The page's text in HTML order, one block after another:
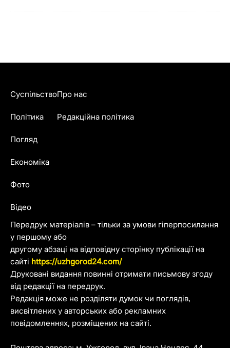
Передрук матеріалів – тільки за умови гіперпосилання
у першому або
другому абзаці на відповідну сторінку публікації на
сайті https://uzhgorod24.com/
Друковані видання повинні отримати письмову згоду
від редакції на передрук.
Редакція може не розділяти думок чи поглядів,
висвітлених у авторських або рекламних
повідомленнях, розміщених на сайті.
Суспільство
Політика
Погляд
Економіка
Фото
Відео
Про нас
Редакційна політика